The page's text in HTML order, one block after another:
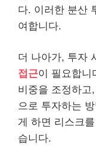
다. 이러한 분산
여합니다.
더 나아가, 투자
접근이 필요합니
비중을 조정하고
으로 투자하는
게 하면 리스크
습니다.